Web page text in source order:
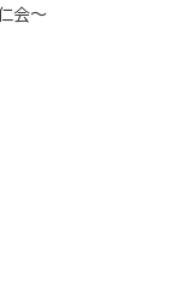
会～